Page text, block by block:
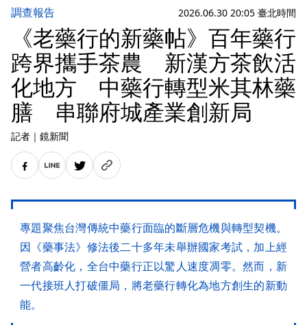
調查報告 2026.06.30 20:05 臺北時間
《老藥行的新藥帖》百年藥行
跨界攜手茶農 新漢方茶飲活
化地方 中藥行轉型米其林藥
膳 串聯府城產業創新局
記者 ｜ 鏡新聞
專題聚焦台灣傳統中藥行面臨的斷層危機與轉型契機。
因《藥事法》修法後二十多年未舉辦國家考試，加上經
營者高齡化，全台中藥行正以驚人速度凋零。然而，新
一代接班人打破僵局，將老藥行轉化為地方創生的新動
能。